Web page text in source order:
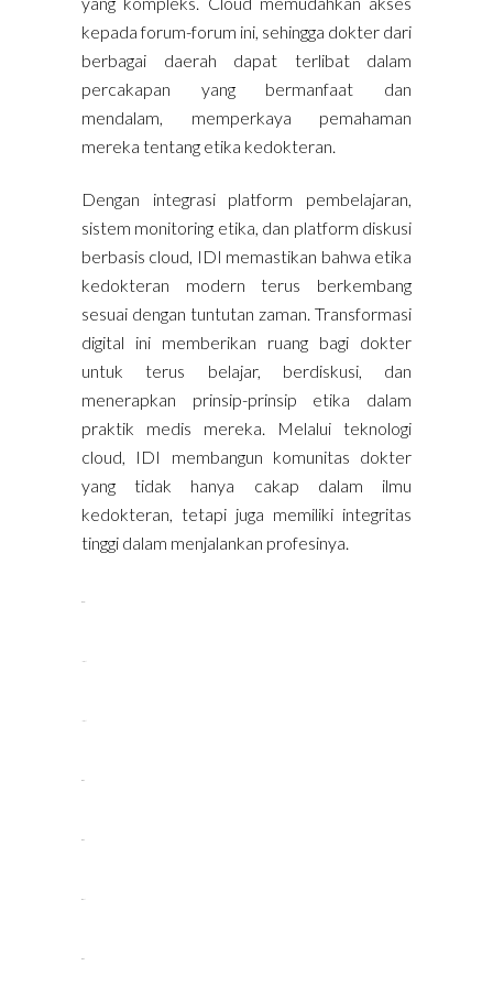
kepada forum-forum ini, sehingga dokter dari
berbagai daerah dapat terlibat dalam
percakapan yang bermanfaat dan
mendalam, memperkaya pemahaman
mereka tentang etika kedokteran.
Dengan integrasi platform pembelajaran,
sistem monitoring etika, dan platform diskusi
berbasis cloud, IDI memastikan bahwa etika
kedokteran modern terus berkembang
sesuai dengan tuntutan zaman. Transformasi
digital ini memberikan ruang bagi dokter
untuk terus belajar, berdiskusi, dan
menerapkan prinsip-prinsip etika dalam
praktik medis mereka. Melalui teknologi
cloud, IDI membangun komunitas dokter
yang tidak hanya cakap dalam ilmu
kedokteran, tetapi juga memiliki integritas
tinggi dalam menjalankan profesinya.